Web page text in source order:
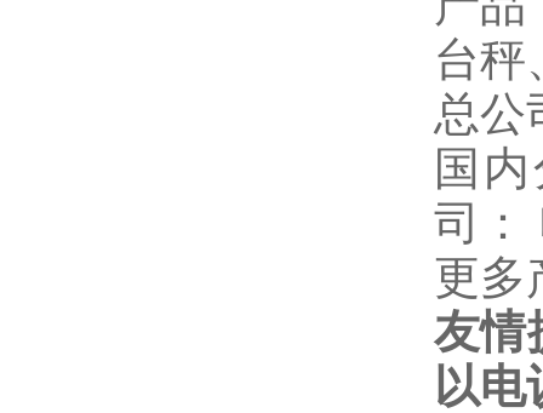
台秤
总公
国
司：
更多
友情
以电